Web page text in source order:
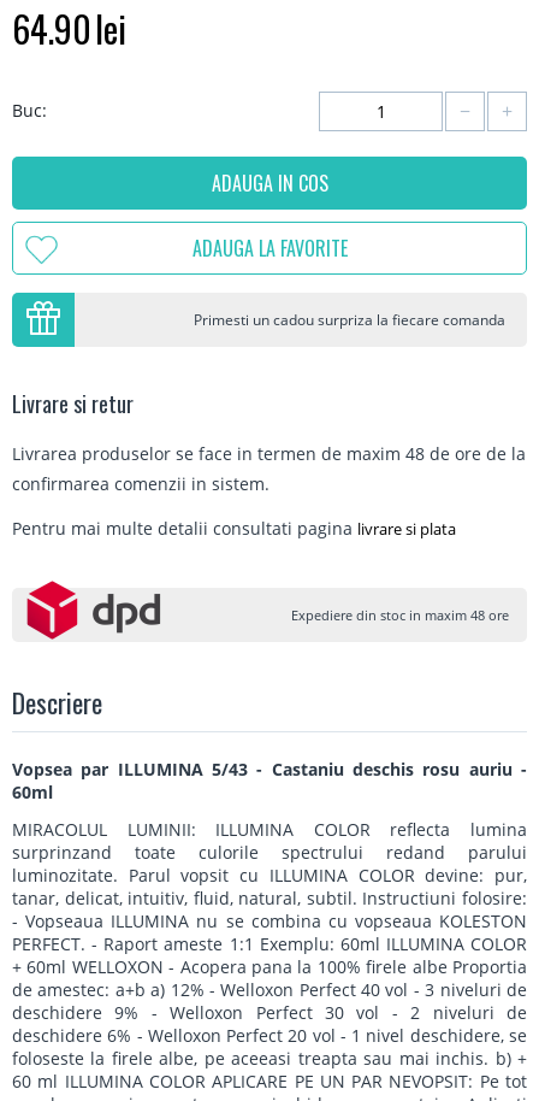
64.90lei
Buc: +
−
ADAUGA IN COS
ADAUGA LA FAVORITE
Primesti un cadou surpriza la fiecare comanda
Livrare si retur
Livrarea produselor se face in termen de maxim 48 de ore de la
confirmarea comenzii in sistem.
Pentru mai multe detalii consultati pagina livrare si plata
Expediere din stoc in maxim 48 ore
Descriere
Vopsea par ILLUMINA 5/43 - Castaniu deschis rosu auriu -
60ml
MIRACOLUL LUMINII: ILLUMINA COLOR reflecta lumina
surprinzand toate culorile spectrului redand parului
luminozitate. Parul vopsit cu ILLUMINA COLOR devine: pur,
tanar, delicat, intuitiv, fluid, natural, subtil. Instructiuni folosire:
- Vopseaua ILLUMINA nu se combina cu vopseaua KOLESTON
PERFECT. - Raport ameste 1:1 Exemplu: 60ml ILLUMINA COLOR
+ 60ml WELLOXON - Acopera pana la 100% firele albe Proportia
de amestec: a+b a) 12% - Welloxon Perfect 40 vol - 3 niveluri de
deschidere 9% - Welloxon Perfect 30 vol - 2 niveluri de
deschidere 6% - Welloxon Perfect 20 vol - 1 nivel deschidere, se
foloseste la firele albe, pe aceeasi treapta sau mai inchis. b) +
60 ml ILLUMINA COLOR APLICARE PE UN PAR NEVOPSIT: Pe tot